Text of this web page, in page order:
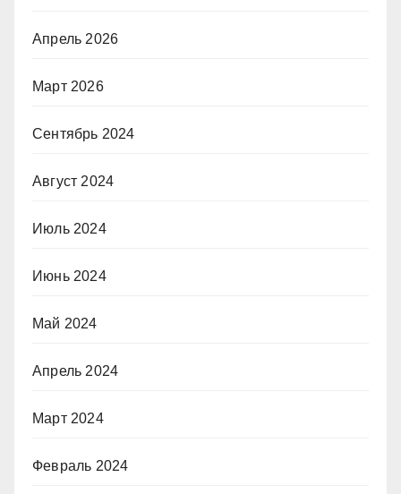
Апрель 2026
Март 2026
Сентябрь 2024
Август 2024
Июль 2024
Июнь 2024
Май 2024
Апрель 2024
Март 2024
Февраль 2024